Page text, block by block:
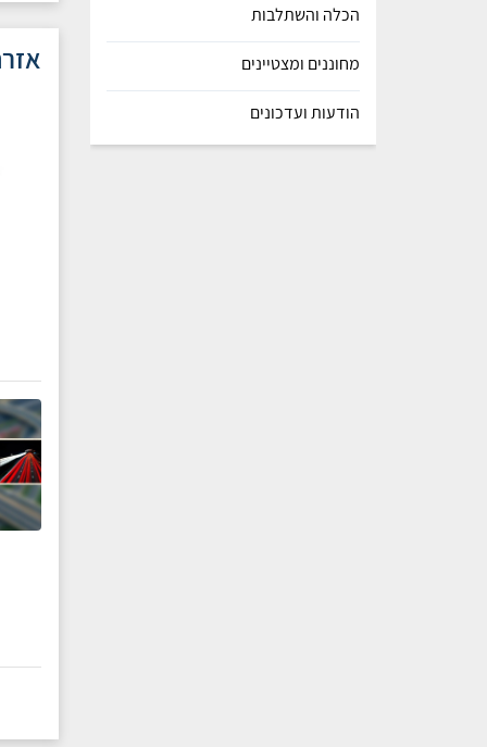
הכלה והשתלבות
מחוננים ומצטיינים
הודעות ועדכונים